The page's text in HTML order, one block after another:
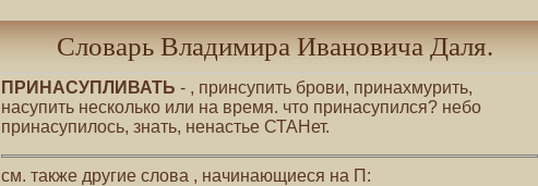
Словарь Владимира Ивановича Даля.
ПРИНАСУПЛИВАТЬ - , принсупить брови, принахмурить,
насупить несколько или на время. что принасупился? небо
принасупилось, знать, ненастье СТАНет.
см. также другие слова , начинающиеся на П: